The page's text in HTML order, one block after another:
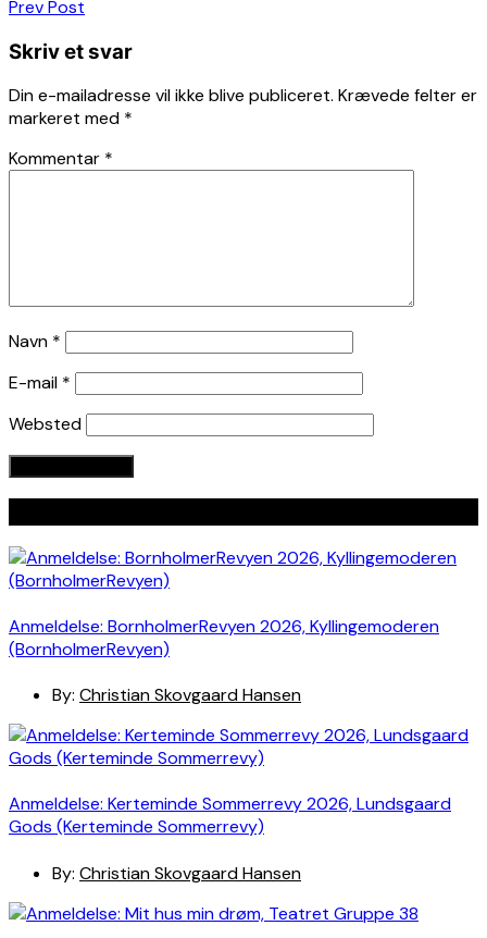
Indlægsnavigation
Prev Post
Skriv et svar
Din e-mailadresse vil ikke blive publiceret. Krævede felter er
markeret med *
Kommentar *
Navn *
E-mail *
Websted
Anmeldelse: BornholmerRevyen 2026, Kyllingemoderen
(BornholmerRevyen)
By: Christian Skovgaard Hansen
Anmeldelse: Kerteminde Sommerrevy 2026, Lundsgaard
Gods (Kerteminde Sommerrevy)
By: Christian Skovgaard Hansen